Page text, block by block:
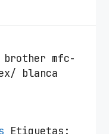
mfc-
blanca
Etiquetas: